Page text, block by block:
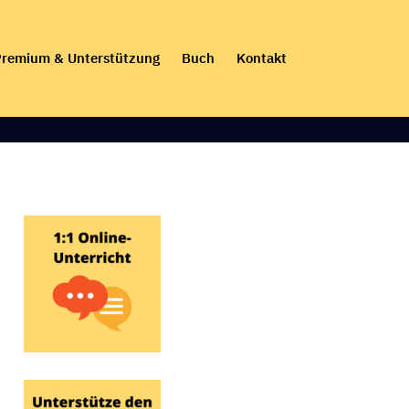
& Unterstützung Buch Kontakt